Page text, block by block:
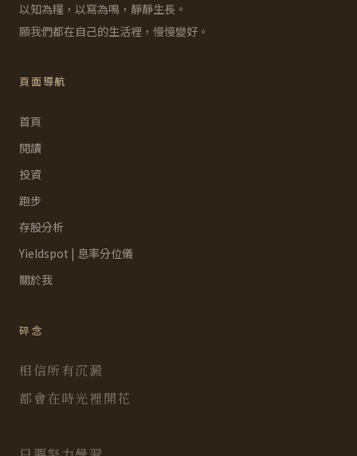
以知為糧，以寫為鳴，靜靜生長。
願我們都在自己的生活裡，慢慢變好。
頁面導航
首頁
閱讀
投資
跑步
存股分析
Yieldspot | 息率分位儀
關於我
碎念
相信所有沉澱
都會在時光裡開花